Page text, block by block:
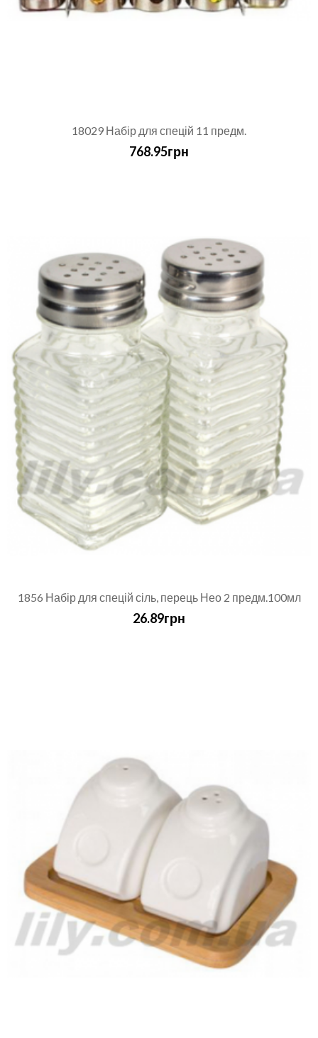
18029 Набір для спецій 11 предм.
768.95грн
1856 Набір для спецій сіль, перець Нео 2 предм.100мл
26.89грн